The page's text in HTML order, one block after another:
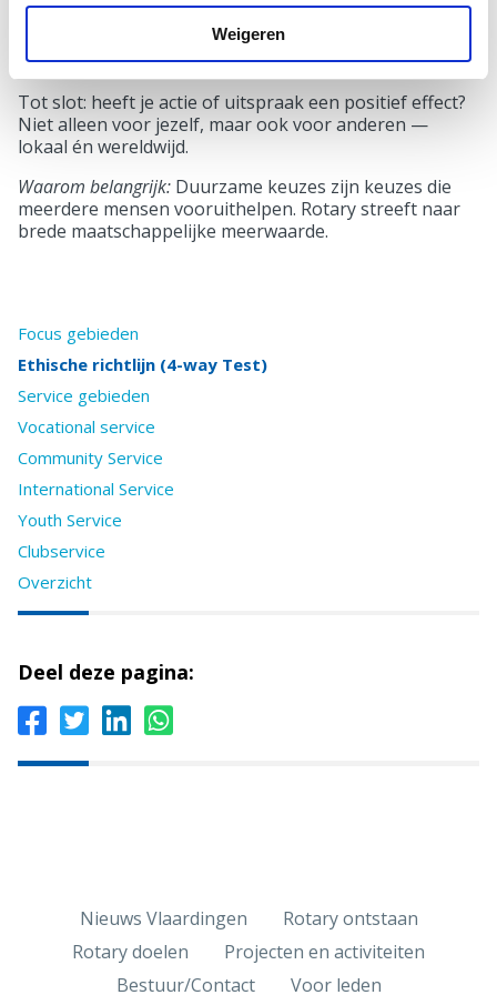
Weigeren
4️⃣ Komt het alle betrokkenen ten
goede?
Tot slot: heeft je actie of uitspraak een positief effect?
Niet alleen voor jezelf, maar ook voor anderen —
lokaal én wereldwijd.
Waarom belangrijk: Duurzame keuzes zijn keuzes die
meerdere mensen vooruithelpen. Rotary streeft naar
brede maatschappelijke meerwaarde.
Focus gebieden
Ethische richtlijn (4-way Test)
Service gebieden
Vocational service
Community Service
International Service
Youth Service
Clubservice
Overzicht
Deel deze pagina:
Nieuws Vlaardingen
Rotary ontstaan
Rotary doelen
Projecten en activiteiten
Bestuur/Contact
Voor leden